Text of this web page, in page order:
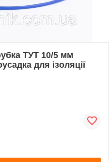
ТУТ 10/5 мм
для ізоляції